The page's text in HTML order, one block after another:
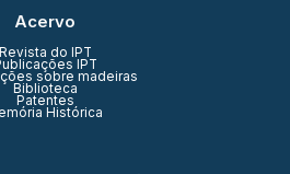
Acervo
Revista do IPT
IPT
sobre madeiras
Biblioteca
Patentes
Histórica